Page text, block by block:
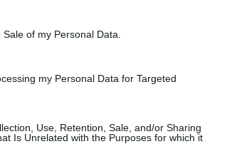
of my Personal Data.
my Personal Data for Targeted
Use, Retention, Sale, and/or Sharing
Is Unrelated with the Purposes for which it